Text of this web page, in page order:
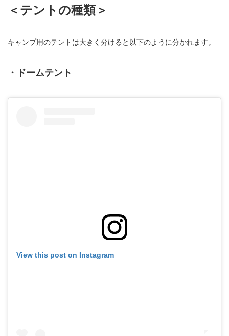
＜テントの種類＞
キャンプ用のテントは大きく分けると以下のように分かれます。
・ドームテント
View this post on Instagram